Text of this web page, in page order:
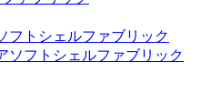
フトシェルファブリック
ソフトシェルファブリック